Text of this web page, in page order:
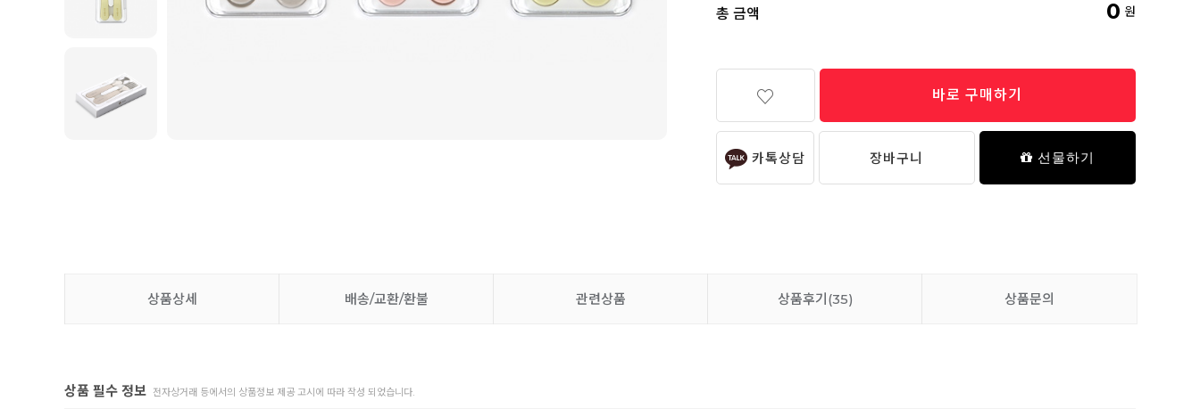
총 금액 0 원
바로 구매하기
카톡상담 장바구니 선물하기
상품상세 배송/교환/환불 관련상품 상품후기(35) 상품문의
상품 필수 정보 전자상거래 등에서의 상품정보 제공 고시에 따라 작성 되었습니다.